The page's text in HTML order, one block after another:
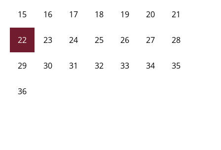
15 16 17 18 19 20 21
22 23 24 25 26 27 28
29 30 31 32 33 34 35
36